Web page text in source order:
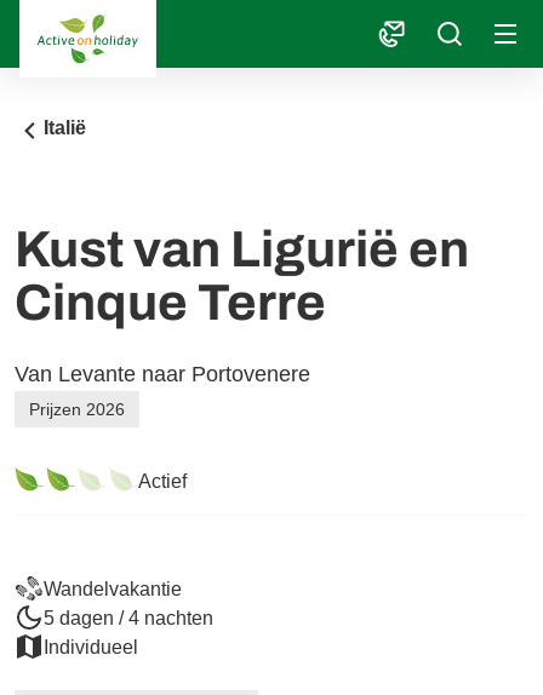
Italië
Kust van Ligurië en
Cinque Terre
Van Levante naar Portovenere
Prijzen 2026
Wandelvakantie
5 dagen / 4 nachten
Individueel
Actief